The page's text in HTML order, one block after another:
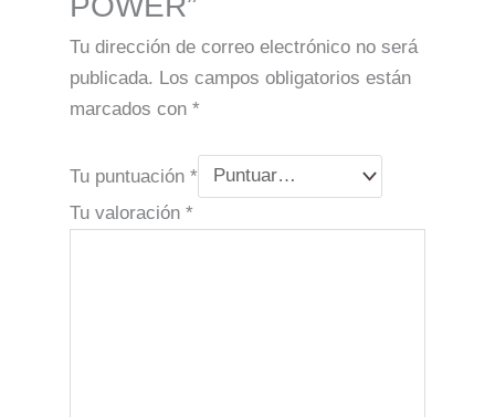
Tu dirección de correo electrónico no será
publicada. Los campos obligatorios están
marcados con *
Tu puntuación *
Tu valoración *